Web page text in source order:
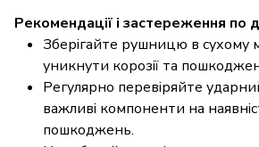
Рекомендації і застереження по
Зберігайте рушницю в сухому
уникнути корозії та
Регулярно перевіряйте
важливі компоненти на
пошкоджень.